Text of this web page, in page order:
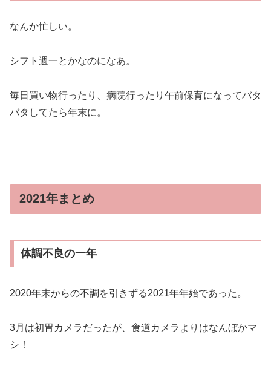
なんか忙しい。
シフト週一とかなのになあ。
毎日買い物行ったり、病院行ったり午前保育になってバタ
バタしてたら年末に。
2021年まとめ
体調不良の一年
2020年末からの不調を引きずる2021年年始であった。
3月は初胃カメラだったが、食道カメラよりはなんぼかマ
シ！